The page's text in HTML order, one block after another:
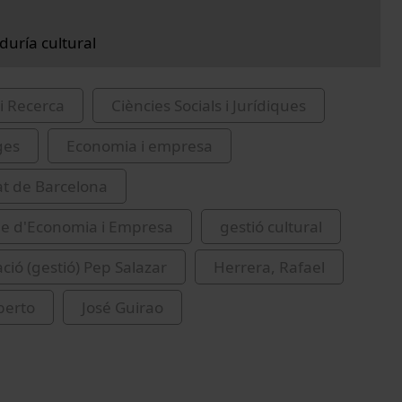
cultural
Recerca
Ciències Socials i Jurídiques
Economia i empresa
de Barcelona
d'Economia i Empresa
gestió cultural
(gestió) Pep Salazar
Herrera, Rafael
José Guirao